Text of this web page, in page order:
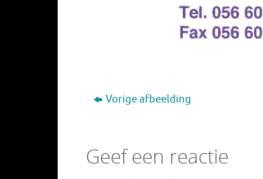
Vorige afbeelding
Geef een reactie